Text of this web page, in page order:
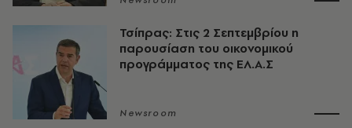
Τσίπρας: Στις 2 Σεπτεμβρίου η
παρουσίαση του οικονομικού
προγράμματος της ΕΛ.Α.Σ
Newsroom